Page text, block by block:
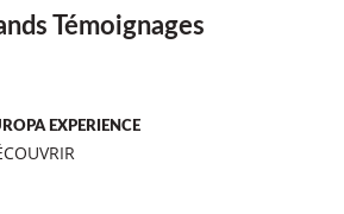
Témoignages
EXPERIENCE